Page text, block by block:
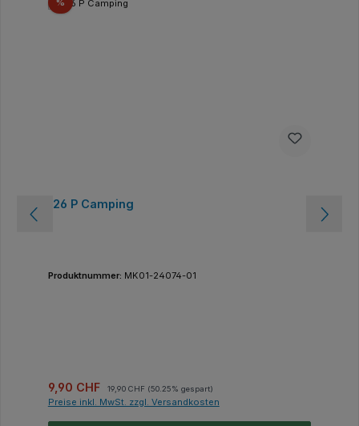
%
126 P Camping
Produktnummer: MK01-24074-01
Verkaufspreis:
9,90 CHF 19,90 CHF (50.25% gespart)
Preise inkl. MwSt. zzgl. Versandkosten